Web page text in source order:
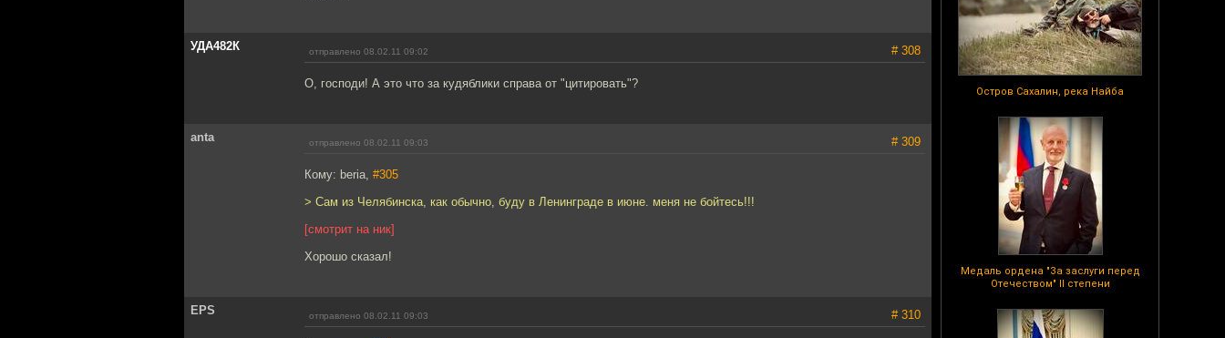
Остров Сахалин, река Найба
Медаль ордена "За заслуги перед
Отечеством" II степени
УДА482К отправлено 08.02.11 09:02 # 308
О, господи! А это что за кудяблики справа от "цитировать"?
anta отправлено 08.02.11 09:03 # 309
Кому: beria, #305
> Сам из Челябинска, как обычно, буду в Ленинграде в июне. меня не бойтесь!!!
[смотрит на ник]
Хорошо сказал!
EPS отправлено 08.02.11 09:03 # 310